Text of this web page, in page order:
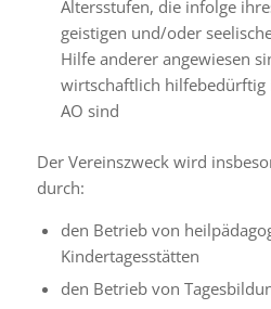
Altersstufen, die infolge
geistigen und/oder
Hilfe anderer angewiesen
wirtschaftlich hilfebedürftig
AO sind
Der Vereinszweck wird
durch:
den Betrieb von
Kindertagesstätten
den Betrieb von